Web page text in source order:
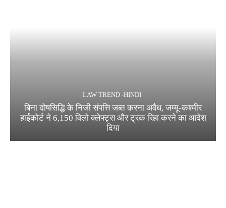
LAW TREND -HINDI
बिना दोषसिद्धि के निजी संपत्ति जब्त करना अवैध, जम्मू-कश्मीर
हाईकोर्ट ने 6,150 विलो क्लेफ्ट्स और ट्रक रिहा करने का आदेश
दिया